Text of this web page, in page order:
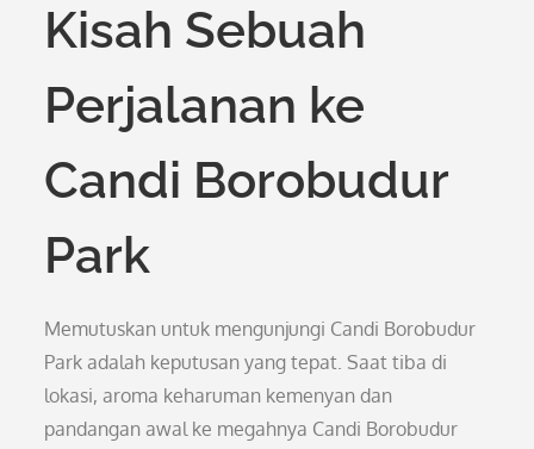
Kisah Sebuah
Perjalanan ke
Candi Borobudur
Park
Memutuskan untuk mengunjungi Candi Borobudur
Park adalah keputusan yang tepat. Saat tiba di
lokasi, aroma keharuman kemenyan dan
pandangan awal ke megahnya Candi Borobudur